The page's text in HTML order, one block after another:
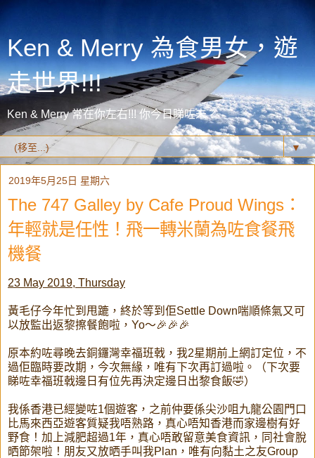
Ken & Merry 為食男女，遊
走世界!!!
Ken & Merry 常在你左右!!! 你今日睇咗未？
▼
2019年5月25日 星期六
The 747 Galley by Cafe Proud Wings：
年輕就是任性！飛一轉米蘭為咗食餐飛
機餐
23 May 2019, Thursday
黃毛仔今年忙到甩蹗，終於等到佢Settle Down喘順條氣又可
以放監出返黎擦餐飽啦，Yo～🎉🎉🎉
原本約咗尋晚去銅鑼灣幸福班戟，我2星期前上網訂定位，不
過佢臨時要改期，今次無緣，唯有下次再訂過啦。（下次要
睇咗幸福班戟邊日有位先再決定邊日出黎食飯🤣）
我係香港已經變咗1個遊客，之前仲要係尖沙咀九龍公園門口
比馬來西亞遊客質疑我唔熟路，真心唔知香港而家邊樹有好
野食！加上減肥超過1年，真心唔敢留意美食資訊，同社會脫
晒節架啦！朋友又放晒手叫我Plan，唯有向黏土之友Group